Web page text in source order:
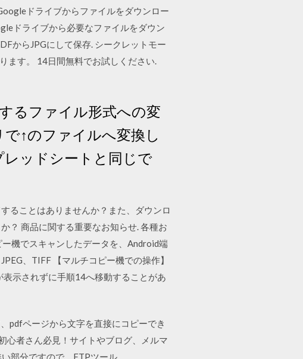
ドライブからファイルをダウンロー
ドライブから必要なファイルをダウン
からJPGにして保存. シークレットモー
ます。 14日間無料でお試しください.
るファイル形式への変
↑のファイルへ変換し
レッドシートと同じで
ることはありませんか？また、ダウンロ
？ 商品に関する重要なお知らせ. 各種お
機でスキャンしたデータを、Android端
、TIFF 【マルチコピー機での操作】
示されずに手順14へ移動することがあ
pdfページから文字を直接にコピーでき
心者さん必見！サイトやブログ、メルマ
部分ですので、FTPツール、